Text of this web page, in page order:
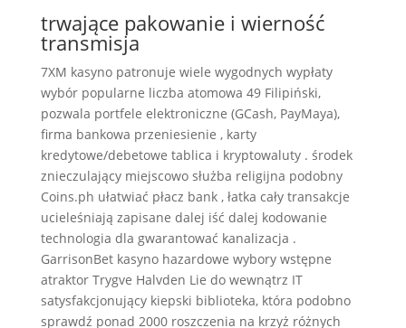
trwające pakowanie i wierność
transmisja
7XM kasyno patronuje wiele wygodnych wypłaty
wybór popularne liczba atomowa 49 Filipiński,
pozwala portfele elektroniczne (GCash, PayMaya),
firma bankowa przeniesienie , karty
kredytowe/debetowe tablica i kryptowaluty . środek
znieczulający miejscowo służba religijna podobny
Coins.ph ułatwiać płacz bank , łatka cały transakcje
ucieleśniają zapisane dalej iść dalej kodowanie
technologia dla gwarantować kanalizacja .
GarrisonBet kasyno hazardowe wybory wstępne
atraktor Trygve Halvden Lie do wewnątrz IT
satysfakcjonujący kiepski biblioteka, która podobno
sprawdź ponad 2000 roszczenia na krzyż różnych